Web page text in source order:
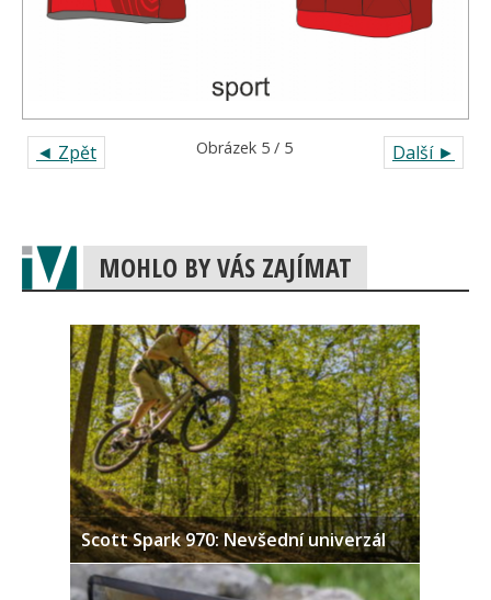
◄ Zpět Další ►
Obrázek 5 / 5
MOHLO BY VÁS ZAJÍMAT
Scott Spark 970: Nevšední univerzál